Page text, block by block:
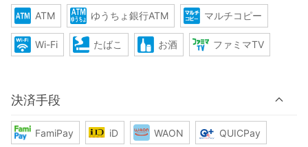
ATM ゆうちょ銀行ATM マルチコピー
Wi-Fi たばこ お酒 ファミマTV
決済手段
FamiPay iD WAON QUICPay